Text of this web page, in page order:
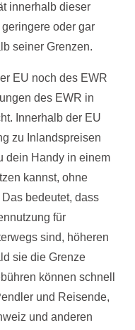
innerhalb dieser
oder gar
seiner Grenzen.
EU noch des EWR
des EWR in
Innerhalb der EU
zu Inlandspreisen
dein Handy in einem
kannst, ohne
bedeutet, dass
für
sind, höheren
sie die Grenze
können schnell
und Reisende,
und anderen